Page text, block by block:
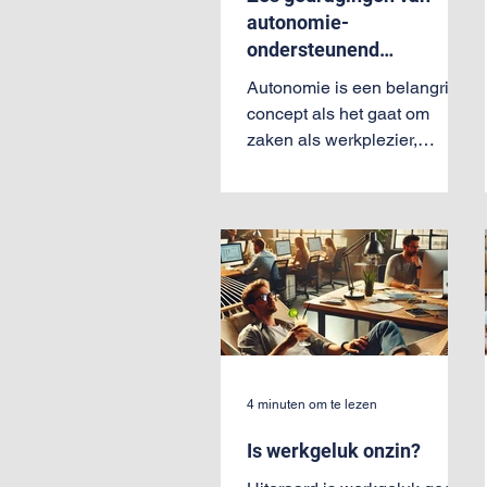
autonomie-
ondersteunend
leiderschap
Autonomie is een belangrijk
concept als het gaat om
zaken als werkplezier,
zelfs psychologische
medewerkers de autonomie
die ze krijgen niet altijd gretig
te pakken. Een artikel over
de psychologie van
autonomie en de rol van
studenten wel eens uit met
een belangrijke
gedragsuitkomst (zoals
Is werkgeluk onzin?
4 minuten om te lezen